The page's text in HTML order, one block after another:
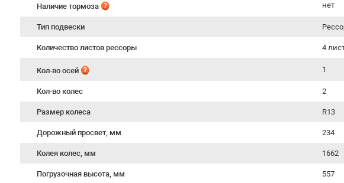
Наличие тормоза нет
Тип подвески
Количество листов рессоры 4
Кол-во осей 1
Кол-во колес 2
Размер колеса R13
Дорожный просвет, мм 234
Колея колес, мм 1662
Погрузочная высота, мм 557